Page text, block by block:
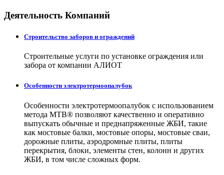
Деятельность Компаний
Строительство заборов и ограждений
Строительные услуги по установке ограждения или
забора от компании АЛИОТ
Особенности электротермоопалубок
Особенности электротермоопалубок с использованием
метода МТВ® позволяют качественно и оперативно
выпускать обычные и преднапряженные ЖБИ, такие
как мостовые балки, мостовые опоры, мостовые сваи,
дорожные плиты, аэродромные плиты, плиты
перекрытия, блоки, элементы стен, колонн и других
ЖБИ, в том числе сложных форм.